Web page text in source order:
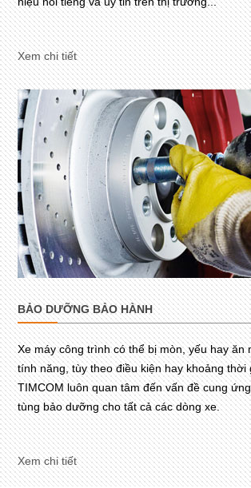
Xem chi tiết
BẢO DƯỠNG BẢO HÀNH
Xe máy công trình có thể bị mòn, yếu hay ăn
tính năng, tùy theo điều kiện hay khoảng thời
TIMCOM luôn quan tâm đến vấn đề cung
tùng bảo dưỡng cho tất cả các dòng xe.
Xem chi tiết